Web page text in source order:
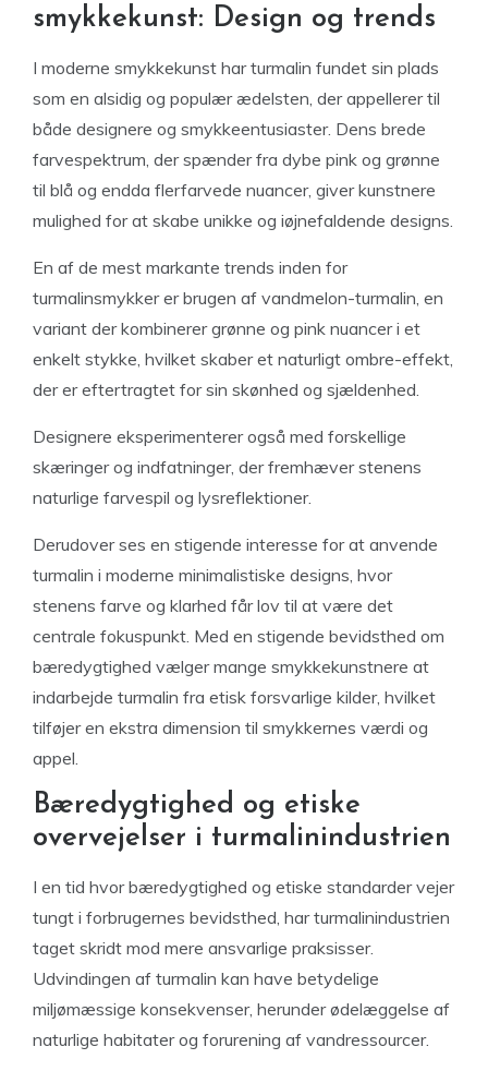
smykkekunst: Design og trends
I moderne smykkekunst har turmalin fundet sin plads
som en alsidig og populær ædelsten, der appellerer til
både designere og smykkeentusiaster. Dens brede
farvespektrum, der spænder fra dybe pink og grønne
til blå og endda flerfarvede nuancer, giver kunstnere
mulighed for at skabe unikke og iøjnefaldende designs.
En af de mest markante trends inden for
turmalinsmykker er brugen af vandmelon-turmalin, en
variant der kombinerer grønne og pink nuancer i et
enkelt stykke, hvilket skaber et naturligt ombre-effekt,
der er eftertragtet for sin skønhed og sjældenhed.
Designere eksperimenterer også med forskellige
skæringer og indfatninger, der fremhæver stenens
naturlige farvespil og lysreflektioner.
Derudover ses en stigende interesse for at anvende
turmalin i moderne minimalistiske designs, hvor
stenens farve og klarhed får lov til at være det
centrale fokuspunkt. Med en stigende bevidsthed om
bæredygtighed vælger mange smykkekunstnere at
indarbejde turmalin fra etisk forsvarlige kilder, hvilket
tilføjer en ekstra dimension til smykkernes værdi og
appel.
Bæredygtighed og etiske
overvejelser i turmalinindustrien
I en tid hvor bæredygtighed og etiske standarder vejer
tungt i forbrugernes bevidsthed, har turmalinindustrien
taget skridt mod mere ansvarlige praksisser.
Udvindingen af turmalin kan have betydelige
miljømæssige konsekvenser, herunder ødelæggelse af
naturlige habitater og forurening af vandressourcer.